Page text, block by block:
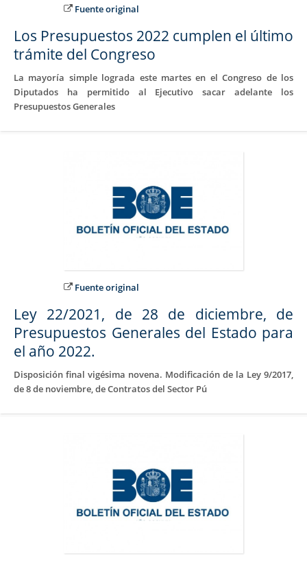
Fuente original
Los Presupuestos 2022 cumplen el último
trámite del Congreso
La mayoría simple lograda este martes en el Congreso de los
Diputados ha permitido al Ejecutivo sacar adelante los
Presupuestos Generales
Fuente original
Ley 22/2021, de 28 de diciembre, de
Presupuestos Generales del Estado para
el año 2022.
Disposición final vigésima novena. Modificación de la Ley 9/2017,
de 8 de noviembre, de Contratos del Sector Pú